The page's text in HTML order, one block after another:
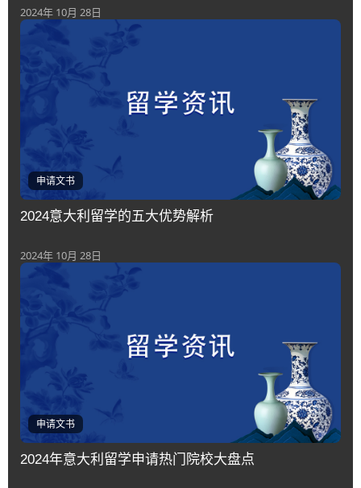
2024年 10月 28日
申请文书
2024意大利留学的五大优势解析
2024年 10月 28日
申请文书
2024年意大利留学申请热门院校大盘点